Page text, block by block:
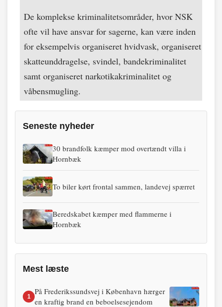
De komplekse kriminalitetsområder, hvor NSK
ofte vil have ansvar for sagerne, kan være inden
for eksempelvis organiseret hvidvask, organiseret
skatteunddragelse, svindel, bandekriminalitet
samt organiseret narkotikakriminalitet og
våbensmugling.
Seneste nyheder
30 brandfolk kæmper mod overtændt villa i
Hornbæk
To biler kørt frontal sammen, landevej spærret
Beredskabet kæmper med flammerne i
Hornbæk
Mest læste
1
På Frederikssundsvej i København hærger
en kraftig brand en beboelsesejendom